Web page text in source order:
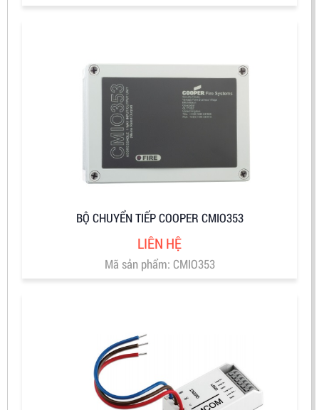
BỘ CHUYỂN TIẾP COOPER CMIO353
LIÊN HỆ
Mã sản phẩm: CMIO353